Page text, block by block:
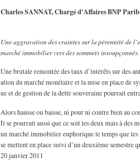
Charles SANNAT, Chargé d'Affaires BNP
Une aggravation des craintes sur la pérennité de
marché immobilier vers des sommets insoupçonnés.
Une brutale remontée des taux d’intérêts sur des
ation du marché monétaire et la mise en place de
ue et de gestion de la dette souveraine pourrait
Alors hausse ou baisse, ni pour ni contre bien au
Il se pourrait aussi que ce soit les deux mais à des
un marché immobilier euphorique le temps que
se mettent en place suivi d’un deuxième semestre
20 janvier 2011